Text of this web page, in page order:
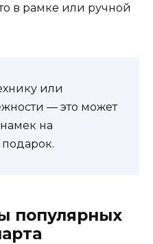
в рамке или ручной
или
— это может
на
подарок.
популярных